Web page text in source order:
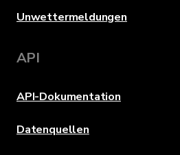
Unwettermeldungen
API
API-Dokumentation
Datenquellen